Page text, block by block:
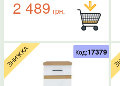
2 489 грн.
Код:17379